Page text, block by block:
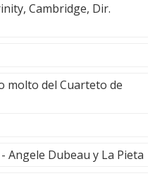
Cambridge, Dir.
molto del Cuarteto de
Angele Dubeau y La Pieta